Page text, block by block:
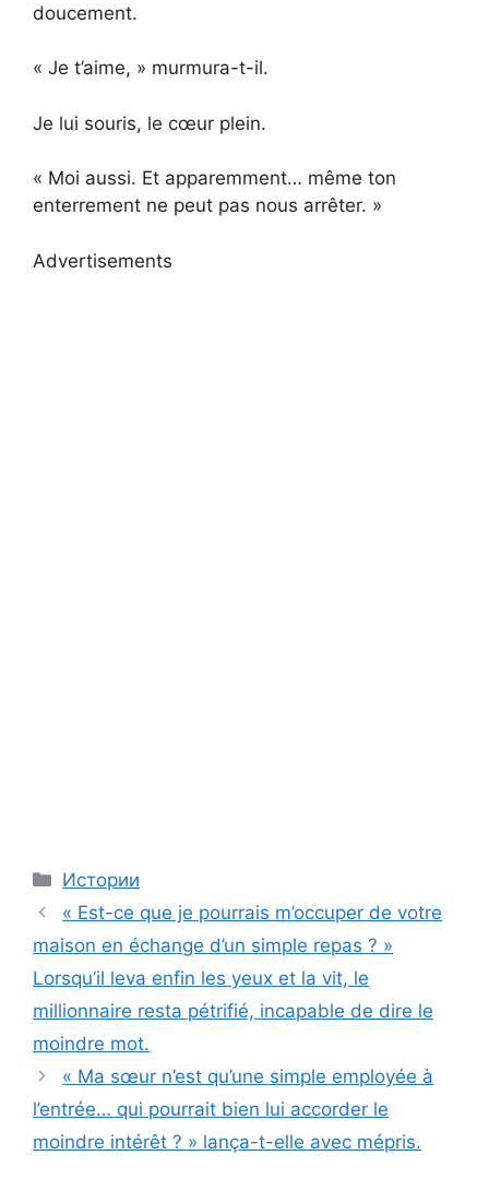
doucement.
« Je t’aime, » murmura-t-il.
Je lui souris, le cœur plein.
« Moi aussi. Et apparemment… même ton
enterrement ne peut pas nous arrêter. »
Advertisements
Categories
Истории
« Est-ce que je pourrais m’occuper de votre
maison en échange d’un simple repas ? »
Lorsqu’il leva enfin les yeux et la vit, le
millionnaire resta pétrifié, incapable de dire le
moindre mot.
« Ma sœur n’est qu’une simple employée à
l’entrée… qui pourrait bien lui accorder le
moindre intérêt ? » lança-t-elle avec mépris.